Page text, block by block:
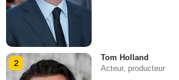
2
Tom Holland
Acteur, producteur